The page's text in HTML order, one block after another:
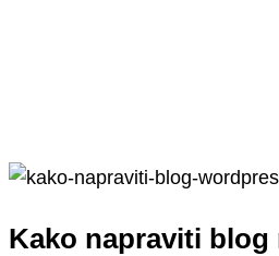
Kako napraviti blog